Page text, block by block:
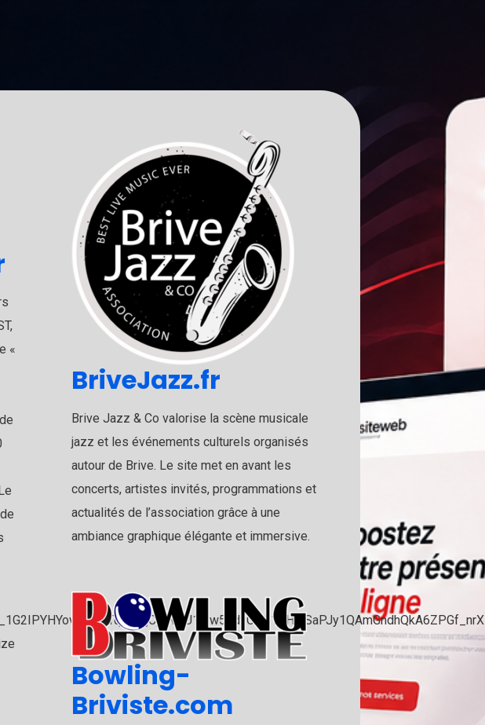
«
BriveJazz.fr
Brive Jazz & Co valorise la scène musicale
jazz et les événements culturels organisés
autour de Brive. Le site met en avant les
concerts, artistes invités, programmations et
actualités de l’association grâce à une
ambiance graphique élégante et immersive.
Bowling-
Briviste.com